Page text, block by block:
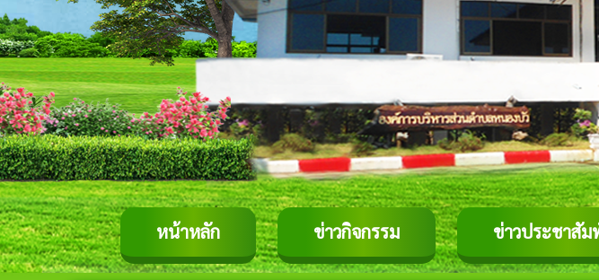
หน้าหลัก ข่าวกิจกรรม ข่าวประชาสั